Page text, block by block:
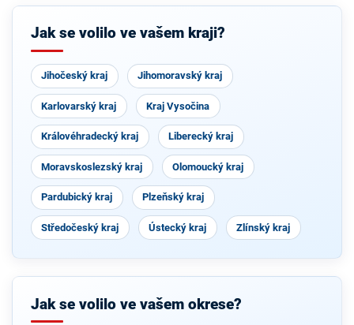
cká
Jak se volilo ve vašem kraji?
Jihočeský kraj Jihomoravský kraj
Karlovarský kraj Kraj Vysočina
Královéhradecký kraj Liberecký kraj
Moravskoslezský kraj Olomoucký kraj
Pardubický kraj Plzeňský kraj
Středočeský kraj Ústecký kraj Zlínský kraj
Jak se volilo ve vašem okrese?